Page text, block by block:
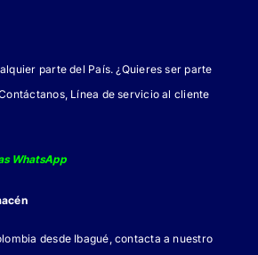
parte del País. ¿Quieres ser parte
Línea de servicio al cliente
WhatsApp
desde Ibagué, contacta a nuestro